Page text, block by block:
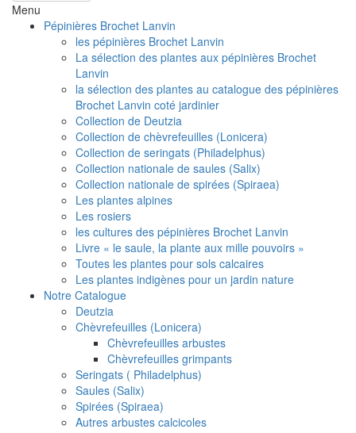
Menu
Pépinières Brochet Lanvin
les pépinières Brochet Lanvin
La sélection des plantes aux pépinières Brochet
Lanvin
la sélection des plantes au catalogue des pépinières
Brochet Lanvin coté jardinier
Collection de Deutzia
Collection de chèvrefeuilles (Lonicera)
Collection de seringats (Philadelphus)
Collection nationale de saules (Salix)
Collection nationale de spirées (Spiraea)
Les plantes alpines
Les rosiers
les cultures des pépinières Brochet Lanvin
Livre « le saule, la plante aux mille pouvoirs »
Toutes les plantes pour sols calcaires
Les plantes indigènes pour un jardin nature
Notre Catalogue
Deutzia
Chèvrefeuilles (Lonicera)
Chèvrefeuilles arbustes
Chèvrefeuilles grimpants
Seringats ( Philadelphus)
Saules (Salix)
Spirées (Spiraea)
Autres arbustes calcicoles